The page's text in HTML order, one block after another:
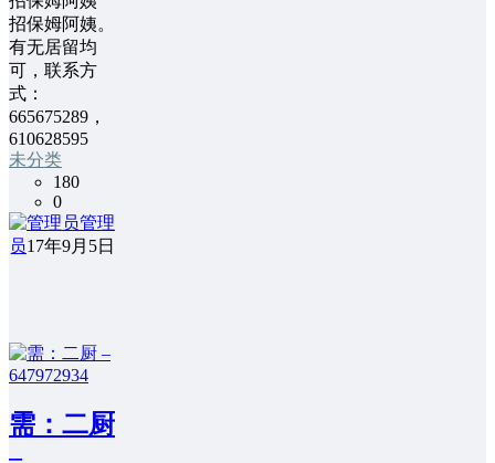
招保姆阿姨。
有无居留均
可，联系方
式：
665675289，
610628595
未分类
180
0
管理
员17年9月5日
需：二厨
–